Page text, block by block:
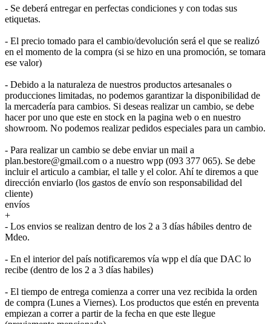
- Se deberá entregar en perfectas condiciones y con todas sus
etiquetas.
- El precio tomado para el cambio/devolución será el que se realizó
en el momento de la compra (si se hizo en una promoción, se tomara
ese valor)
- Debido a la naturaleza de nuestros productos artesanales o
producciones limitadas, no podemos garantizar la disponibilidad de
la mercadería para cambios. Si deseas realizar un cambio, se debe
hacer por uno que este en stock en la pagina web o en nuestro
showroom. No podemos realizar pedidos especiales para un cambio.
- Para realizar un cambio se debe enviar un mail a
plan.bestore@gmail.com o a nuestro wpp (093 377 065). Se debe
incluir el articulo a cambiar, el talle y el color. Ahí te diremos a que
dirección enviarlo (los gastos de envío son responsabilidad del
cliente)
envíos
+
- Los envios se realizan dentro de los 2 a 3 días hábiles dentro de
Mdeo.
- En el interior del país notificaremos vía wpp el día que DAC lo
recibe (dentro de los 2 a 3 días habiles)
- El tiempo de entrega comienza a correr una vez recibida la orden
de compra (Lunes a Viernes). Los productos que estén en preventa
empiezan a correr a partir de la fecha en que este llegue